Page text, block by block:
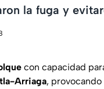
la fuga y
con capacidad
Arriaga, provocando